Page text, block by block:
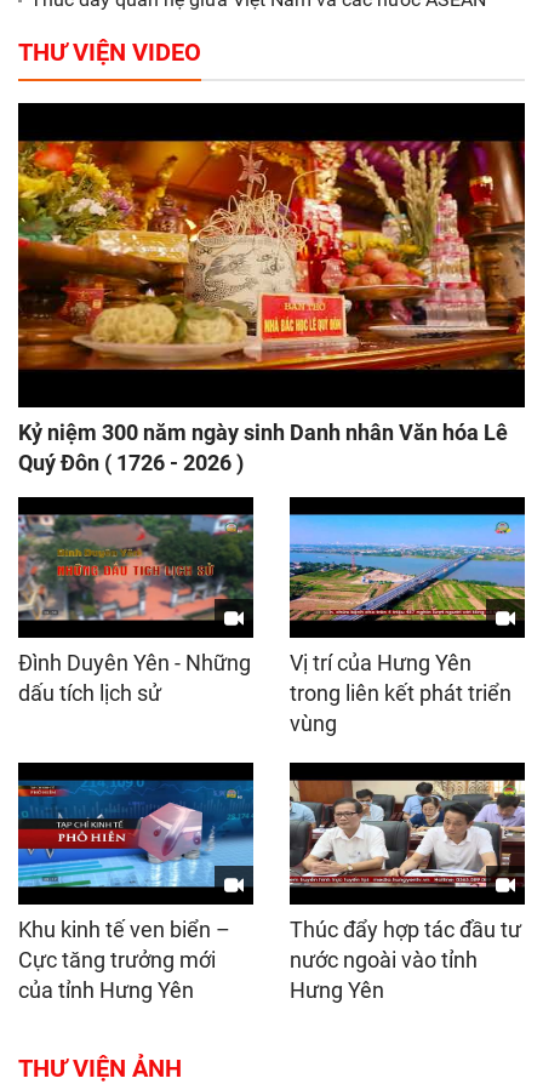
THƯ VIỆN VIDEO
Kỷ niệm 300 năm ngày sinh Danh nhân Văn hóa Lê
Quý Đôn ( 1726 - 2026 )
Đình Duyên Yên - Những
dấu tích lịch sử
Vị trí của Hưng Yên
trong liên kết phát triển
vùng
Khu kinh tế ven biển –
Cực tăng trưởng mới
của tỉnh Hưng Yên
Thúc đẩy hợp tác đầu tư
nước ngoài vào tỉnh
Hưng Yên
THƯ VIỆN ẢNH